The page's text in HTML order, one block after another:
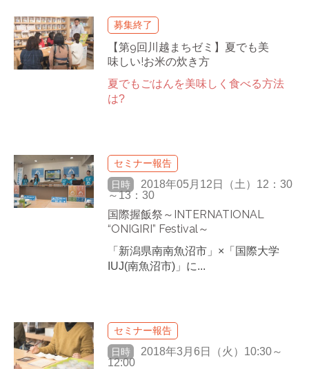
募集終了
【第9回川越まちゼミ】夏でも美
味しい!お米の炊き方
夏でもごはんを美味しく食べる方法
は?
セミナー報告
日時
2018年05月12日（土）12：30
～13：30
国際握飯祭～INTERNATIONAL
“ONIGIRI” Festival～
「新潟県南南魚沼市」×「国際大学
IUJ(南魚沼市)」に...
セミナー報告
日時
2018年3月6日（火）10:30～
12:00